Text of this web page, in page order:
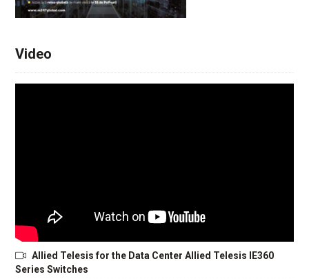
Video
Allied Telesis for the Data Center Allied Telesis IE360
Series Switches